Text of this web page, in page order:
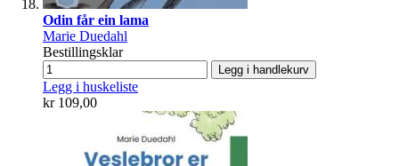
Odin får ein lama
Marie Duedahl
Bestillingsklar
Legg i handlekurv
Legg i huskeliste
kr 109,00